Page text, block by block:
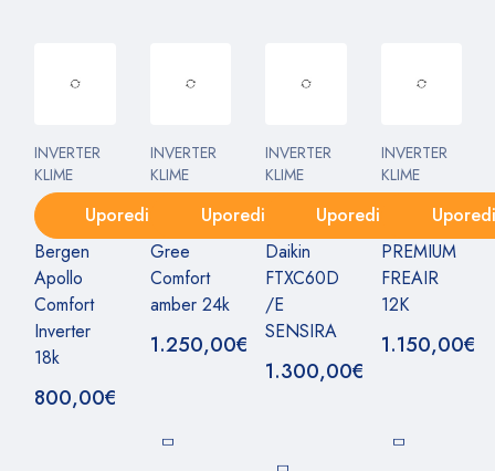
INVERTER
KLIME
Uporedi
Bergen
Apollo
Comfort
Inverter
18k
800,00€
INVERTER
KLIME
Uporedi
Gree
Comfort
amber 24k
1.250,00€
INVERTER
KLIME
Uporedi
Daikin
FTXC60D
/E
SENSIRA
1.300,00€
INVERTER
KLIME
Uporedi
PREMIUM
FREAIR
12K
1.150,00€